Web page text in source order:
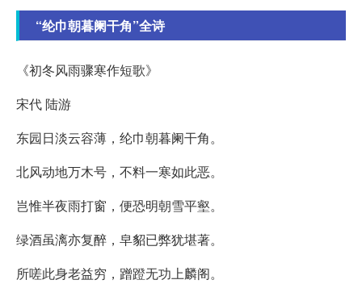
“纶巾朝暮阑干角”全诗
《初冬风雨骤寒作短歌》
宋代 陆游
东园日淡云容薄，纶巾朝暮阑干角。
北风动地万木号，不料一寒如此恶。
岂惟半夜雨打窗，便恐明朝雪平壑。
绿酒虽漓亦复醉，皁貂已弊犹堪著。
所嗟此身老益穷，蹭蹬无功上麟阁。